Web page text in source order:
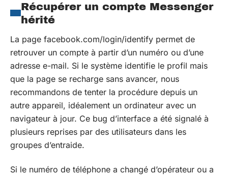
Récupérer un compte Messenger
hérité
La page facebook.com/login/identify permet de
retrouver un compte à partir d’un numéro ou d’une
adresse e-mail. Si le système identifie le profil mais
que la page se recharge sans avancer, nous
recommandons de tenter la procédure depuis un
autre appareil, idéalement un ordinateur avec un
navigateur à jour. Ce bug d’interface a été signalé à
plusieurs reprises par des utilisateurs dans les
groupes d’entraide.
Si le numéro de téléphone a changé d’opérateur ou a